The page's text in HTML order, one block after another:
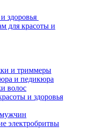
здоровья
для красоты и
и триммеры
и педикюра
волос
и здоровья
электробритвы